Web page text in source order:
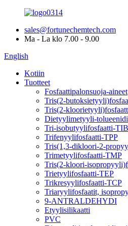
sales@fortunechemtech.com
Ma - La klo 7.00 - 9.00
English
Kotiin
Tuotteet
Fosfaattipalonsuoja-aineet
Tris(2-
Tris(2-
Dietyylimetyyli-
Tri-isobutyylifosfaatti-
Trifenyylifosfaatti-TPP
Tris(1,3-dikloori-2-
Trimetyylifosfaatti-TMP
Tris(2-kloori-
Trietyylifosfaatti-TEP
Trikresyylifosfaatti-TCP
Triaryylifosfaatit,
9-ANTRALDEHYDI
Etyylisilikaatti
PVC